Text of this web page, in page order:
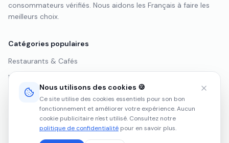
consommateurs vérifiés. Nous aidons les Français à faire les
meilleurs choix.
Catégories populaires
Restaurants & Cafés
Hôtels & Hébergements
Commerces & Boutiques
Services à domicile
Beauté & Bien-être
Nous utilisons des cookies 🍪
Ce site utilise des cookies essentiels pour son bon
fonctionnement et améliorer votre expérience. Aucun
cookie publicitaire n'est utilisé. Consultez notre
politique de confidentialité pour en savoir plus.